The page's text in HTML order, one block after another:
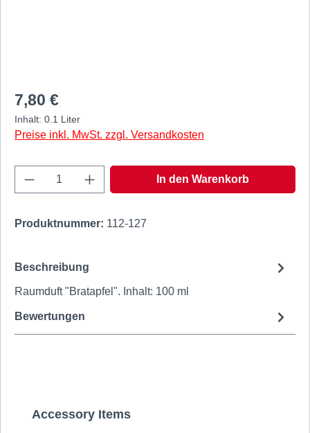
Regulärer Preis:
7,80 €
Inhalt: 0.1 Liter
Preise inkl. MwSt. zzgl. Versandkosten
Produkt Anzahl: Gib den gewünschten
In den Warenkorb
Produktnummer: 112-127
Beschreibung
Raumduft "Bratapfel". Inhalt: 100 ml
Bewertungen
Produktgalerie überspringen
Accessory Items